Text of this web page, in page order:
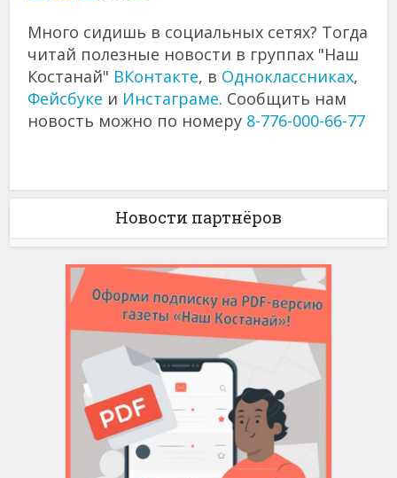
Много сидишь в социальных сетях? Тогда
читай полезные новости в группах "Наш
Костанай" ВКонтакте, в Одноклассниках,
Фейсбуке и Инстаграме. Сообщить нам
новость можно по номеру 8-776-000-66-77
Новости партнёров